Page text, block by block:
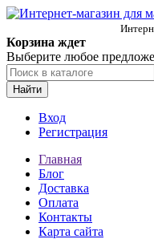
Корзина ждет
Выберите любое
Найти
Вход
Регистрация
Главная
Блог
Доставка
Оплата
Контакты
Карта сайта